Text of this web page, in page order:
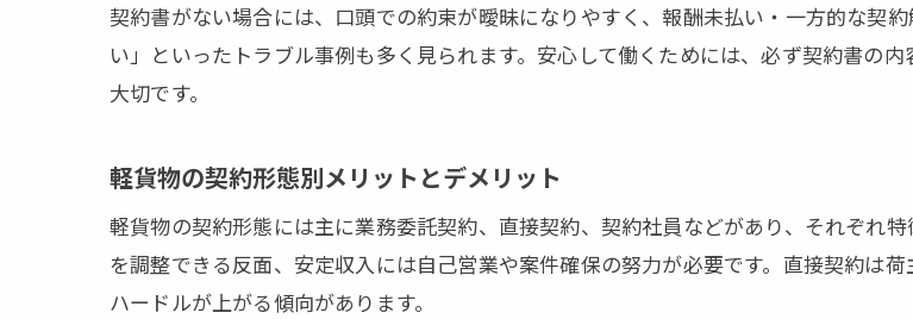
経費削減で手取り最大化する
軽貨物ドライバーの経費管理
やってはいけない軽貨物契約
独立失敗につながる軽貨物契
契約書がない場合には、口頭での約束が曖昧になりやすく、報酬未払い・一方的な契
い」といったトラブル事例も多く見られます。安心して働くためには、必ず契約書の
大切です。
軽貨物の契約形態別メリットとデメリット
軽貨物の契約形態には主に業務委託契約、直接契約、契約社員などがあり、それぞれ
を調整できる反面、安定収入には自己営業や案件確保の努力が必要です。直接契約は
ハードルが上がる傾向があります。